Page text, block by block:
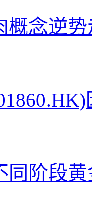
概念逆
同阶段